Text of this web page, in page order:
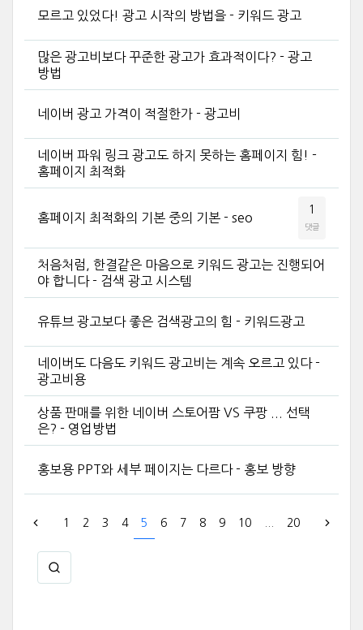
모르고 있었다! 광고 시작의 방법을 - 키워드 광고
많은 광고비보다 꾸준한 광고가 효과적이다? - 광고
방법
네이버 광고 가격이 적절한가 - 광고비
네이버 파워 링크 광고도 하지 못하는 홈페이지 힘! -
홈페이지 최적화
홈페이지 최적화의 기본 중의 기본 - seo
1
댓글
처음처럼, 한결같은 마음으로 키워드 광고는 진행되어
야 합니다 - 검색 광고 시스템
유튜브 광고보다 좋은 검색광고의 힘 - 키워드광고
네이버도 다음도 키워드 광고비는 계속 오르고 있다 -
광고비용
상품 판매를 위한 네이버 스토어팜 VS 쿠팡 ... 선택
은? - 영업방법
홍보용 PPT와 세부 페이지는 다르다 - 홍보 방향
1 2 3 4 5 6 7 8 9 10 20